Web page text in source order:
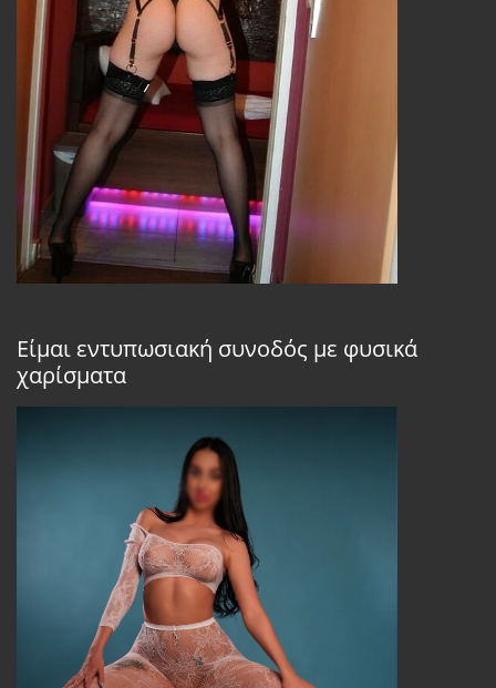
Είμαι εντυπωσιακή συνοδός με φυσικά
χαρίσματα